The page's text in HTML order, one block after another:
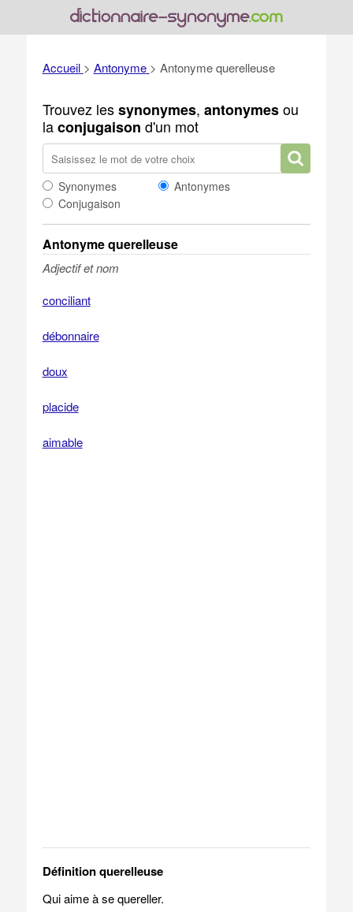
Accueil > Antonyme > Antonyme querelleuse
Trouvez lessynonymes, antonymesou
laconjugaison d'un mot
Synonymes
Antonymes
Conjugaison
Antonyme querelleuse
Adjectif et nom
conciliant
débonnaire
doux
placide
aimable
Définition querelleuse
Qui aime à se quereller.